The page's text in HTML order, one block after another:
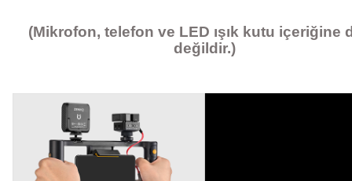
(Mikrofon, telefon ve LED ışık kutu içeriğine
değildir.)